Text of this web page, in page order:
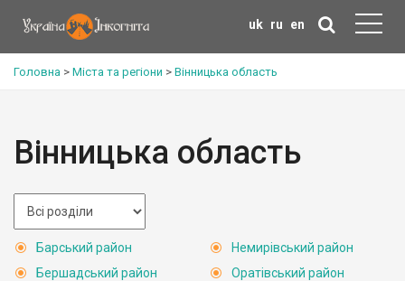
uk ru en
Головна > Міста та регіони > Вінницька область
Вінницька область
Барський район
Бершадський район
Немирівський район
Оратівський район